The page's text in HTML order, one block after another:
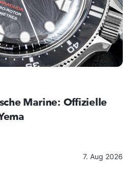
Marine: Offizielle
7. Aug 2026